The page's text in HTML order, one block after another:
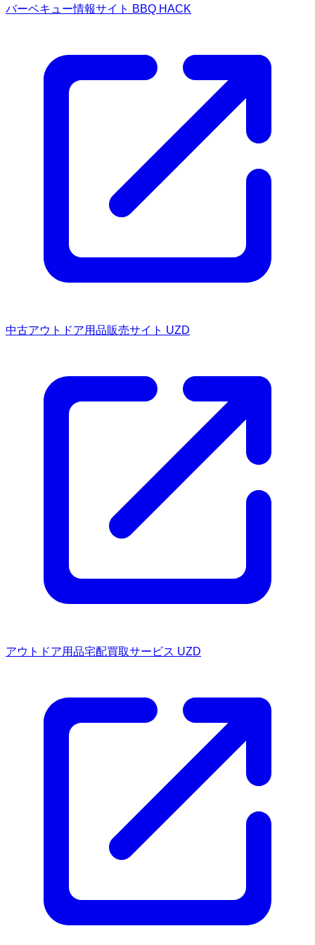
バーベキュー情報サイト BBQ HACK
中古アウトドア用品販売サイト UZD
アウトドア用品宅配買取サービス UZD